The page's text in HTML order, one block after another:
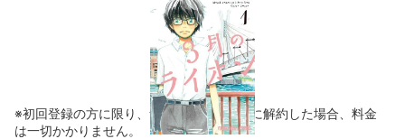
※初回登録の方に限り、無料お試し期間中に解約した場合、料金
は一切かかりません。